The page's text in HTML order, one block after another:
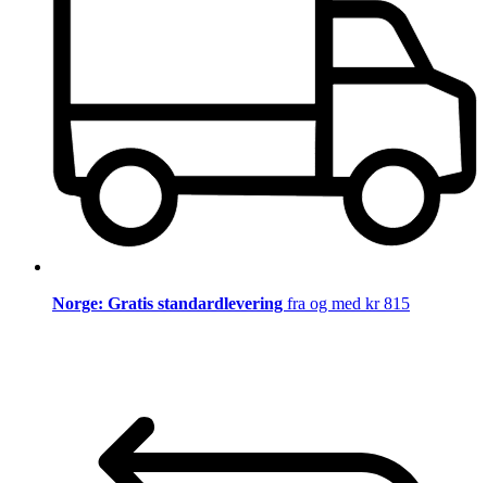
Norge: Gratis standardlevering fra og med kr 815